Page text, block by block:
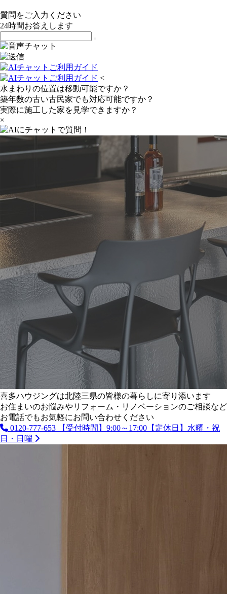
質問をご入力ください
24時間お答えします
<
水まわりの位置は移動可能ですか？
築年数の古い古民家でも対応可能ですか？
実際に施工した家を見学できますか？
×
喜多ハウジングは北陸三県の皆様の暮らしに寄り添います
お住まいのお悩みやリフォーム・リノベーションのご相談など
お電話でもお気軽にお問い合わせください
0120-777-653
【受付時間】9:00～17:00【定休日】水曜・祝
日・日曜